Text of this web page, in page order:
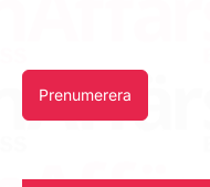
Prenumerera